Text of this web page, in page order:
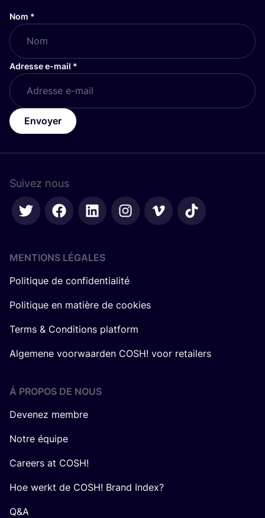
Nom *
Adresse e-mail *
Envoyer
Suivez nous
MENTIONS LÉGALES
Politique de confidentialité
Politique en matière de cookies
Terms & Conditions platform
Algemene voorwaarden COSH! voor retailers
Á PROPOS DE NOUS
Devenez membre
Notre équipe
Careers at COSH!
Hoe werkt de COSH! Brand Index?
Q&A